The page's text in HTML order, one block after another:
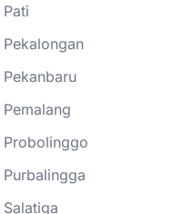
Probolinggo